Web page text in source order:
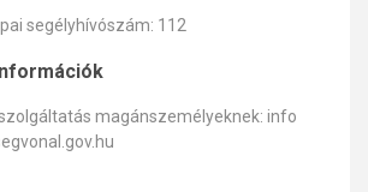
segélyhívószám: 112
magánszemélyeknek: info